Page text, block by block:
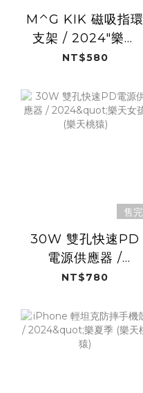
M⌃G KIK 磁吸指環
支架 / 2024"樂天
女孩 (樂天桃猿)
NT$580
售完
30W 雙孔快速PD
電源供應器 /
2024"樂天女孩 (樂
NT$780